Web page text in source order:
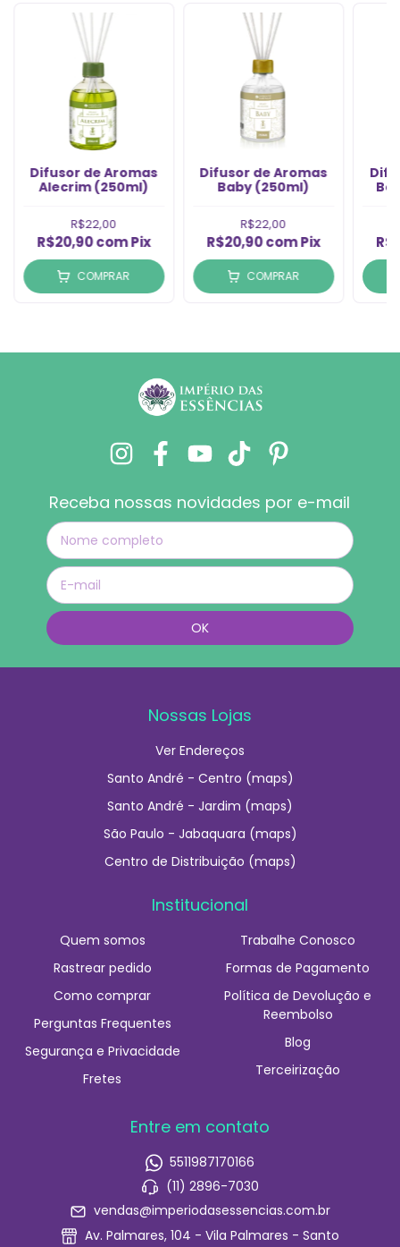
Difusor de Aromas
Alecrim (250ml)
R$22,00
R$20,90comPix
COMPRAR
Difusor de Aromas
Baby (250ml)
R$22,00
R$20,90comPix
COMPRAR
Receba nossas novidades por e-mail
Nossas Lojas
Ver Endereços
Santo André - Centro (maps)
Santo André - Jardim (maps)
São Paulo - Jabaquara (maps)
Centro de Distribuição (maps)
Institucional
Quem somos
Rastrear pedido
Como comprar
Perguntas Frequentes
Segurança e Privacidade
Fretes
Trabalhe Conosco
Formas de Pagamento
Política de Devolução e
Reembolso
Blog
Terceirização
Entre em contato
5511987170166
(11) 2896-7030
vendas@imperiodasessencias.com.br
Av. Palmares, 104 - Vila Palmares - Santo